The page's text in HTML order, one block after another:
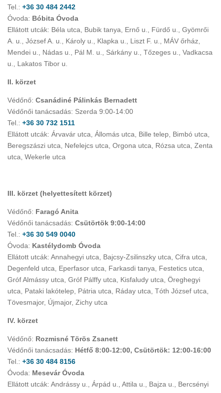
Tel.: +36 30 484 2442
Óvoda: Bóbita Óvoda
Ellátott utcák: Béla utca, Bubik tanya, Ernő u., Fürdő u., Gyömrői
A. u., József A. u., Károly u., Klapka u., Liszt F. u., MÁV őrház,
Mendei u., Nádas u., Pál M. u., Sárkány u., Tőzeges u., Vadkacsa
u., Lakatos Tibor u.
II. körzet
Védőnő: Csanádiné Pálinkás Bernadett
Védőnői tanácsadás: Szerda 9:00-14:00
Tel.: +36 30 732 1511
Ellátott utcák: Árvavár utca, Állomás utca, Bille telep, Bimbó utca,
Beregszászi utca, Nefelejcs utca, Orgona utca, Rózsa utca, Zenta
utca, Wekerle utca
III. körzet (helyettesített körzet)
Védőnő: Faragó Anita
Védőnői tanácsadás: Csütörtök 9:00-14:00
Tel.: +36 30 549 0040
Óvoda: Kastélydomb Óvoda
Ellátott utcák: Annahegyi utca, Bajcsy-Zsilinszky utca, Cifra utca,
Degenfeld utca, Eperfasor utca, Farkasdi tanya, Festetics utca,
Gróf Almássy utca, Gróf Pálffy utca, Kisfaludy utca, Öreghegyi
utca, Pataki lakótelep, Pátria utca, Ráday utca, Tóth József utca,
Tövesmajor, Újmajor, Zichy utca
IV. körzet
Védőnő: Rozmisné Törös Zsanett
Védőnői tanácsadás: Hétfő 8:00-12:00, Csütörtök: 12:00-16:00
Tel.: +36 30 484 8156
Óvoda: Mesevár Óvoda
Ellátott utcák: Andrássy u., Árpád u., Attila u., Bajza u., Bercsényi